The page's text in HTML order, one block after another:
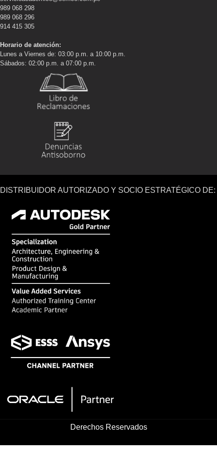
989 068 298
989 068 296
914 415 305
Horario de atención:
Lunes a Viernes de: 03:00 p.m. a 10:00 p.m.
Sábados: 02:00 p.m. a 07:00 p.m.
DISTRIBUIDOR AUTORIZADO Y SOCIO ESTRATÉGICO DE:
Derechos Reservados